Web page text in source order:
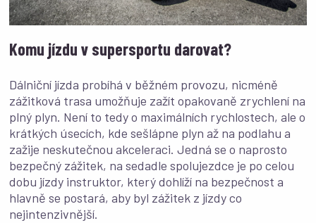
Komu jízdu v supersportu darovat?
Dálniční jízda probíhá v běžném provozu, nicméně
zážitková trasa umožňuje zažít opakovaně zrychlení na
plný plyn. Není to tedy o maximálních rychlostech, ale o
krátkých úsecích, kde sešlápne plyn až na podlahu a
zažije neskutečnou akceleraci. Jedná se o naprosto
bezpečný zážitek, na sedadle spolujezdce je po celou
dobu jízdy instruktor, který dohlíží na bezpečnost a
hlavně se postará, aby byl zážitek z jízdy co
nejintenzivnější.